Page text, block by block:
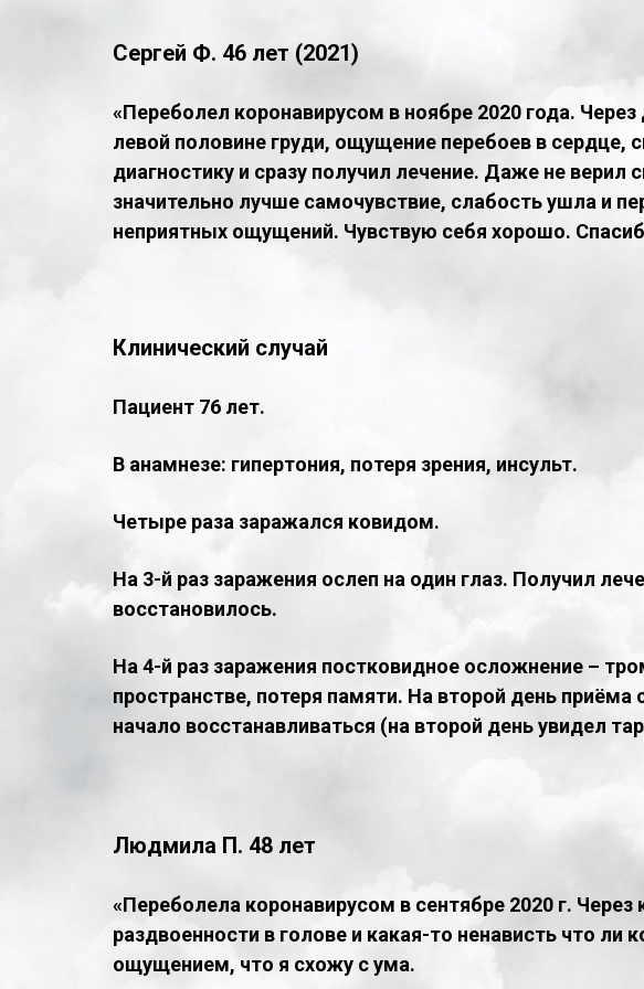
Сергей Ф. 46 лет (2021)
«Переболел коронавирусом в ноябре 2020 года.
левой половине груди, ощущение перебоев в сердце,
диагностику и сразу получил лечение. Даже не
значительно лучше самочувствие, слабость ушла и
неприятных ощущений. Чувствую себя хорошо.
Клинический случай
Пациент 76 лет.
В анамнезе: гипертония, потеря зрения, инсульт.
Четыре раза заражался ковидом.
На 3-й раз заражения ослеп на один глаз. Получил
восстановилось.
На 4-й раз заражения постковидное осложнение –
пространстве, потеря памяти. На второй день
начало восстанавливаться (на второй день увидел
Людмила П. 48 лет
«Переболела коронавирусом в сентябре 2020 г.
раздвоенности в голове и какая-то ненависть что
ощущением, что я схожу с ума.